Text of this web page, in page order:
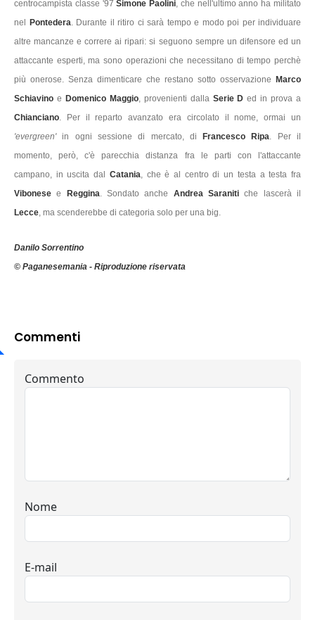
centrocampista classe '97Simone Paolini, che nell'ultimo anno ha militato
nel
Pontedera. Durante il ritiro ci sarà tempo e modo poi per individuare
altre mancanze e correre ai ripari: si seguono sempre un difensore ed un
attaccante esperti, ma sono operazioni che necessitano di tempo perchè
più onerose. Senza dimenticare che restano sotto osservazione
Marco
Schiavino e Domenico Maggio, provenienti dallaSerie D ed in prova a
Chianciano. Per il reparto avanzato era circolato il nome, ormai un
'evergreen'in ogni sessione di mercato, di Francesco Ripa. Per il
momento, però, c'è parecchia distanza fra le parti con l'attaccante
campano, in uscita dal Catania, che è al centro di un testa a testa fra
Vibonesee Reggina. Sondato anche Andrea Saranitiche lascerà il
Lecce, ma scenderebbe di categoria solo per una big.
Danilo Sorrentino
© Paganesemania - Riproduzione riservata
Commenti